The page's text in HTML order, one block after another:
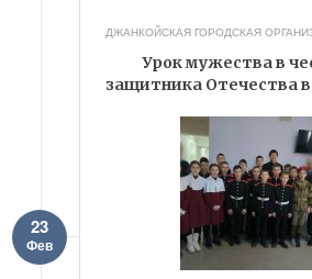
ДЖАНКОЙСКАЯ ГОРОДСКАЯ
Урок мужества в
защитника Отечества
23
Фев